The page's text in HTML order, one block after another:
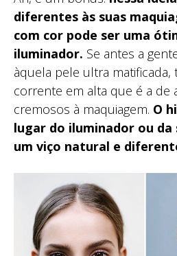
diferentes às suas
com cor pode ser uma
iluminador. Se antes a
àquela pele ultra
corrente em alta que é a de
cremosos à maquiagem. O
lugar do iluminador ou
um viço natural e